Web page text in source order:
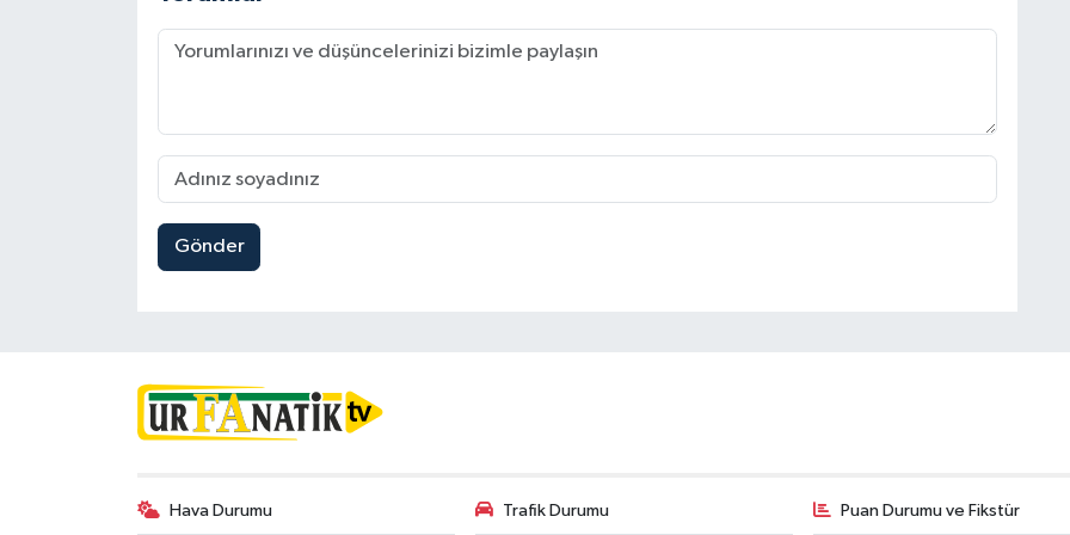
Gönder
Hava Durumu Trafik Durumu Puan Durumu ve Fikstür